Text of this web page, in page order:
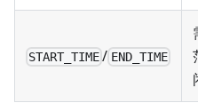
START_TIME / END_TIME